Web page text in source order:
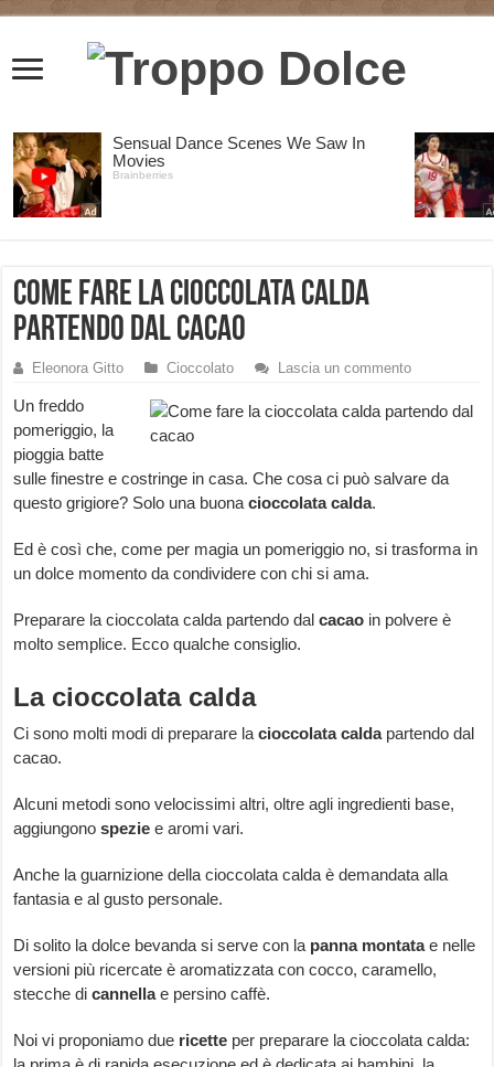
Come fare la cioccolata calda
partendo dal cacao
Eleonora Gitto Cioccolato Lascia un commento
Un freddo
pomeriggio, la
pioggia batte
sulle finestre e costringe in casa. Che cosa ci può salvare da
questo grigiore? Solo una buonacioccolata calda.
Ed è così che, come per magia un pomeriggio no, si trasforma in
un dolce momento da condividere con chi si ama.
Preparare la cioccolata calda partendo dalcacao in polvere è
molto semplice. Ecco qualche consiglio.
La cioccolata calda
Ci sono molti modi di preparare la cioccolata caldapartendo dal
cacao.
Alcuni metodi sono velocissimi altri, oltre agli ingredienti base,
aggiungonospezie e aromi vari.
Anche la guarnizione della cioccolata calda è demandata alla
fantasia e al gusto personale.
Di solito la dolce bevanda si serve con la panna montatae nelle
versioni più ricercate è aromatizzata con cocco, caramello,
stecche dicannellae persino caffè.
Noi vi proponiamo due ricette per preparare la cioccolata calda: